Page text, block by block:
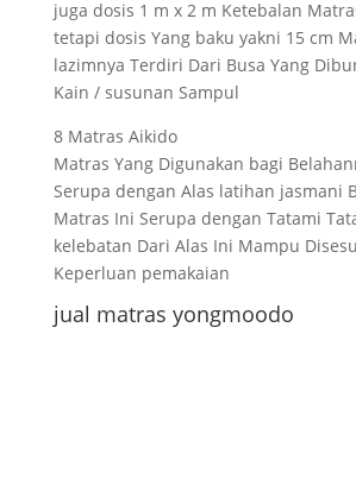
juga dosis 1 m x 2 m Ketebalan
tetapi dosis Yang baku yakni 15 cm
lazimnya Terdiri Dari Busa Yang
Kain / susunan Sampul
8 Matras Aikido
Matras Yang Digunakan bagi
Serupa dengan Alas latihan jasmani
Matras Ini Serupa dengan Tatami
kelebatan Dari Alas Ini Mampu
Keperluan pemakaian
jual matras yongmoodo